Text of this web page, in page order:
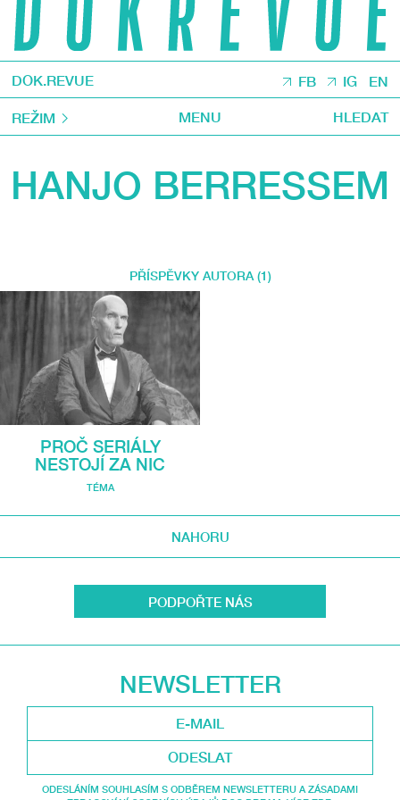
DOK.REVUE FB IG EN
REŽIM MENU HLEDAT
HANJO BERRESSEM
PŘÍSPĚVKY AUTORA (1)
PROČ SERIÁLY
NESTOJÍ ZA NIC
TÉMA
NAHORU
PODPOŘTE NÁS
NEWSLETTER
ODESLAT
ODESLÁNÍM SOUHLASÍM S ODBĚREM NEWSLETTERU A ZÁSADAMI